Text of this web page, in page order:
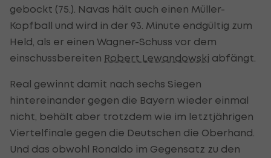
gebockt (75.). Navas hält auch einen Müller-
Kopfball und wird in der 93. Minute endgültig zum
Held, als er einen Wagner-Schuss vor dem
einschussbereiten Robert Lewandowski abfängt.
Real gewinnt damit nach sechs Siegen
hintereinander gegen die Bayern wieder einmal
nicht, behält aber trotzdem wie im letztjährigen
Viertelfinale gegen die Deutschen die Oberhand.
Und das obwohl Ronaldo im Gegensatz zu den